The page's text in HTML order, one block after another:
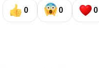
0 0 0